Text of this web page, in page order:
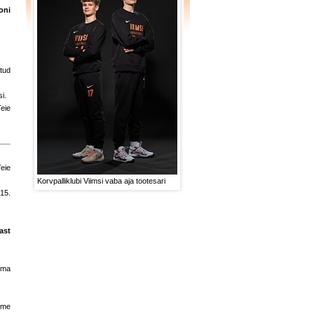
Korvpalliklubi Viimsi vaba aja tootesari